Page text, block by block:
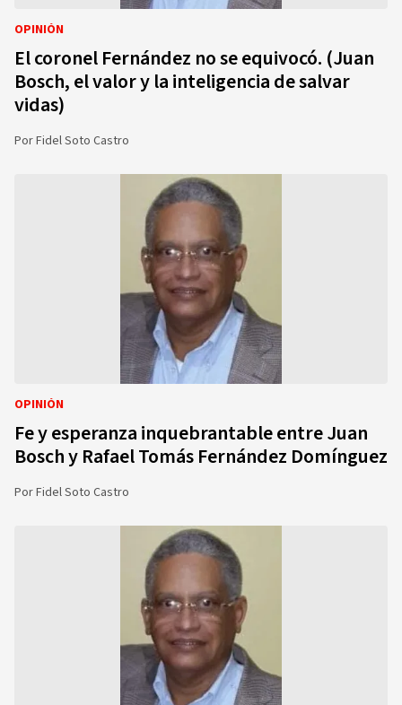
OPINIÓN
El coronel Fernández no se equivocó. (Juan
Bosch, el valor y la inteligencia de salvar
vidas)
PorFidel Soto Castro
OPINIÓN
Fe y esperanza inquebrantable entre Juan
Bosch y Rafael Tomás Fernández Domínguez
PorFidel Soto Castro